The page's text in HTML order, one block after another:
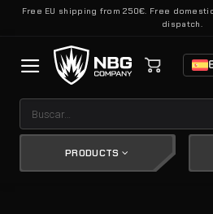
Saltar
contenido
Free EU shipping from 250€. Free
dispatch.
por:
PRODUCTS